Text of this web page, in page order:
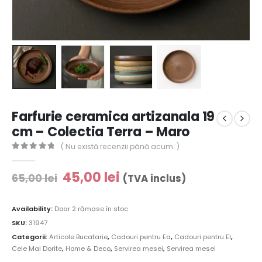
Farfurie ceramica artizanala 19
cm – Colectia Terra – Maro
( Nu există recenzii până acum. )
65,00lei 45,00 lei (TVA inclus)
Availability: Doar 2 rămase în stoc
SKU:31947
Categorii:Articole Bucatarie, Cadouri pentru Ea, Cadouri pentru El,
Cele Mai Dorite, Home & Deco, Servirea mesei, Servirea mesei